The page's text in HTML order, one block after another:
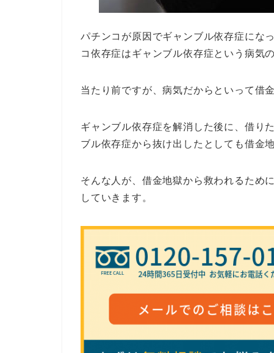
パチンコが原因でギャンブル依存症にな
コ依存症はギャンブル依存症という病気
当たり前ですが、病気だからといって借
ギャンブル依存症を解消した後に、借り
ブル依存症から抜け出したとしても借金
そんな人が、借金地獄から救われるため
していきます。